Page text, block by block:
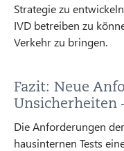
Strategie zu
IVD betreiben zu
Verkehr zu bringen.
Fazit: Neue
Unsicherheiten
Die Anforderungen
hausinternen Tests